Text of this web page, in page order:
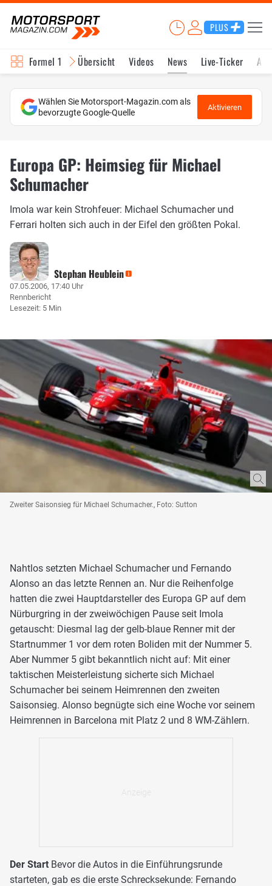
PLUS
Formel 1 Übersicht Videos News Live-Ticker
Wählen Sie Motorsport-Magazin.com als
bevorzugte Google-Quelle
Aktivieren
Europa GP: Heimsieg für Michael
Schumacher
Imola war kein Strohfeuer: Michael Schumacher und
Ferrari holten sich auch in der Eifel den größten Pokal.
Stephan Heublein
07.05.2006, 17:40 Uhr
Rennbericht
Lesezeit: 5 Min
Zweiter Saisonsieg für Michael Schumacher., Foto: Sutton
Nahtlos setzten Michael Schumacher und Fernando
Alonso an das letzte Rennen an. Nur die Reihenfolge
hatten die zwei Hauptdarsteller des Europa GP auf dem
Nürburgring in der zweiwöchigen Pause seit Imola
getauscht: Diesmal lag der gelb-blaue Renner mit der
Startnummer 1 vor dem roten Boliden mit der Nummer 5.
Aber Nummer 5 gibt bekanntlich nicht auf: Mit einer
taktischen Meisterleistung sicherte sich Michael
Schumacher bei seinem Heimrennen den zweiten
Saisonsieg. Alonso begnügte sich eine Woche vor seinem
Heimrennen in Barcelona mit Platz 2 und 8 WM-Zählern.
Der Start Bevor die Autos in die Einführungsrunde
starteten, gab es die erste Schrecksekunde: Fernando